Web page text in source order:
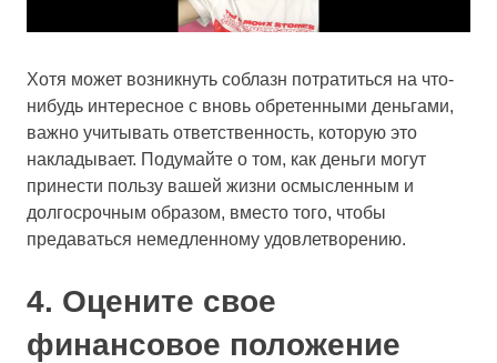
Хотя может возникнуть соблазн потратиться на что-
нибудь интересное с вновь обретенными деньгами,
важно учитывать ответственность, которую это
накладывает. Подумайте о том, как деньги могут
принести пользу вашей жизни осмысленным и
долгосрочным образом, вместо того, чтобы
предаваться немедленному удовлетворению.
4. Оцените свое
финансовое положение